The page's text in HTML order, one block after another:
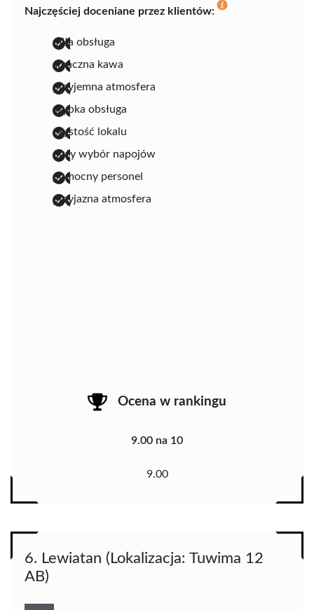
Najczęściej doceniane przez klientów:
miła obsługa
smaczna kawa
przyjemna atmosfera
szybka obsługa
czystość lokalu
duży wybór napojów
pomocny personel
przyjazna atmosfera
Ocena w rankingu
9.00 na 10
9.00
6. Lewiatan (Lokalizacja: Tuwima 12
AB)